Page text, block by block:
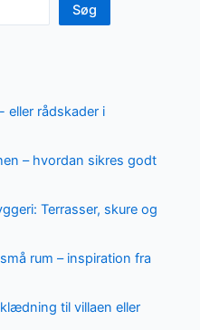
Søg
eller rådskader i
– hvordan sikres godt
Terrasser, skure og
rum – inspiration fra
til villaen eller